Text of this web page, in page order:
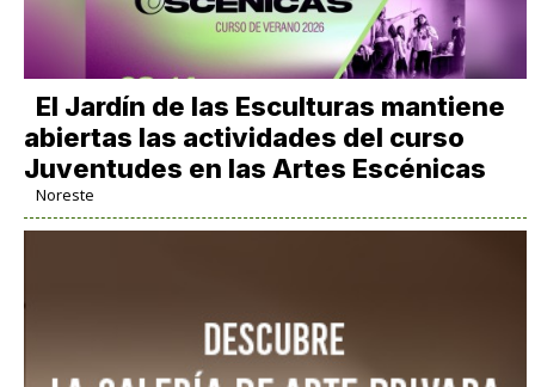
El Jardín de las Esculturas mantiene
abiertas las actividades del curso
Juventudes en las Artes Escénicas
Noreste